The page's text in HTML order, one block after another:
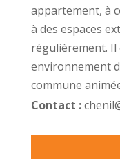
appartement, à
à des espaces
régulièrement. Il
environnement
commune
Contact :